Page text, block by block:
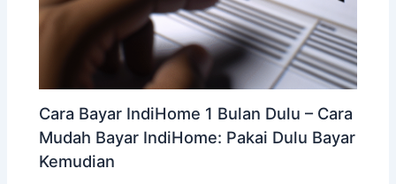
Cara Bayar IndiHome 1 Bulan Dulu – Cara
Mudah Bayar IndiHome: Pakai Dulu Bayar
Kemudian